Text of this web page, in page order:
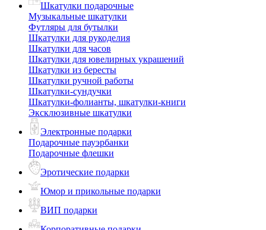
Шкатулки подарочные
Музыкальные шкатулки
Футляры для бутылки
Шкатулки для рукоделия
Шкатулки для часов
Шкатулки для ювелирных украшений
Шкатулки из бересты
Шкатулки ручной работы
Шкатулки-сундучки
Шкатулки-фолианты, шкатулки-книги
Эксклюзивные шкатулки
Электронные подарки
Подарочные пауэрбанки
Подарочные флешки
Эротические подарки
Юмор и прикольные подарки
ВИП подарки